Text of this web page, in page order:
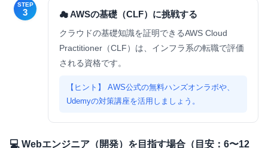
STEP
3 ☁ AWSの基礎（CLF）に挑戦する
クラウドの基礎知識を証明できるAWS Cloud
Practitioner（CLF）は、インフラ系の転職で評価
される資格です。
AWS公式の無料ハンズオンラボや、
Udemyの対策講座を活用しましょう。
💻 Webエンジニア（開発）を目指す場合（目安：6〜12